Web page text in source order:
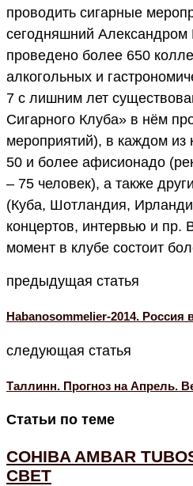
проводить сигарные
сегодняшний
проведено более 650
алкогольных и
7 с лишним лет
Сигарного Клуба» в нём
мероприятий), в каждом из
50 и более афисионадо
– 75 человек), а также
(Куба, Шотландия,
концертов, интервью и пр.
момент в клубе состоит
предыдущая статья
Habanosommelier-2014. Россия
следующая статья
Таллинн. Прогноз на Апрель.
Статьи по теме
COHIBA AMBAR
СВЕТ